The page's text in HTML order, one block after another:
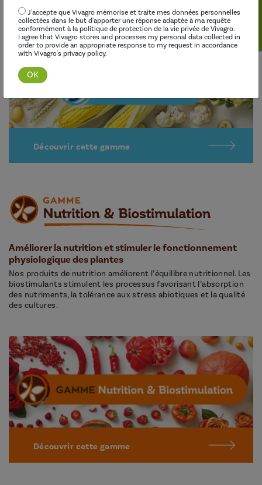
Découvrir cette gamme
Améliorer la nutrition et stimuler le fonctionnement
physiologique des plantes
Nos produits de nutrition améliorent l’équilibre nutritionnel. Les
biostimulants stimulent les processus favorisant l’absorption
des nutriments, la tolérance aux stress abiotiques et la qualité
des cultures.
Découvrir cette gamme
J'accepte que Vivagro mémorise et traite mes données personnelles
collectées dans le but d'apporter une réponse adaptée à ma requête
conformément à la politique de protection de la vie privée de Vivagro.
I agree that Vivagro stores and processes my personal data collected in
order to provide an appropriate response to my request in accordance
with Vivagro's privacy policy.